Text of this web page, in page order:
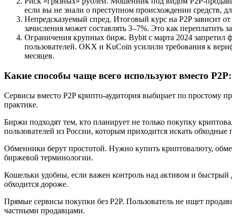
если вы не знали о преступном происхождении средств,
Непредсказуемый спред. Итоговый курс на P2P зависит
зачисления может составлять 3–7%. Это как переплатить
Ограничения крупных бирж. Bybit с марта 2024
пользователей. OKX и KuCoin усилили требования к
месяцев.
Какие способы чаще всего используют вместо
Сервисы вместо P2P крипто-аудитория выбирает по простому
практике.
Биржи подходят тем, кто планирует не только покупку
пользователей из России, которым приходится искать обходные
Обменники берут простотой. Нужно купить криптовалюту,
биржевой терминологии.
Кошельки удобны, если важен контроль над активом и быстрый
обходится дороже.
Прямые сервисы покупки без P2P. Пользователь не ищет
частными продавцами.